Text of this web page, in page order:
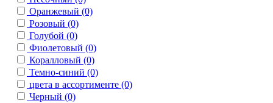
Оранжевый (0)
Розовый (0)
Голубой (0)
Фиолетовый (0)
Коралловый (0)
Темно-синий (0)
цвета в ассортименте (0)
Черный (0)